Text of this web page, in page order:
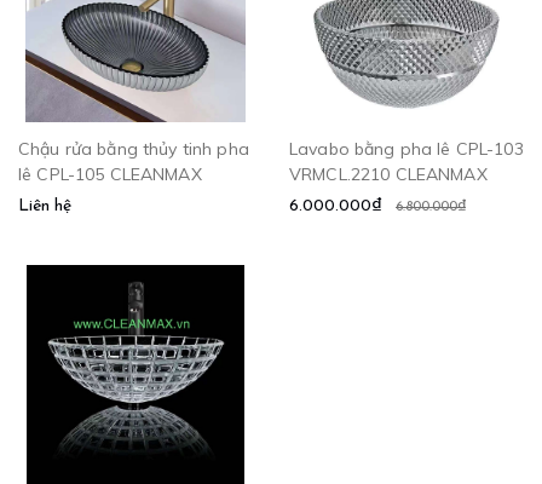
Chậu rửa bằng thủy tinh pha
lê CPL-105 CLEANMAX
Liên hệ
Lavabo bằng pha lê CPL-103
VRMCL.2210 CLEANMAX
6.000.000₫ 6.800.000₫